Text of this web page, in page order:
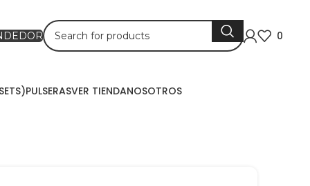
0
PULSERASVER TIENDANOSOTROS